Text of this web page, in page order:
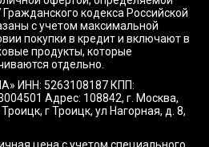
кодекса Российской
с учетом максимальной
покупки в кредит и включают в
продукты, которые
отдельно.
ИНН: 5263108187 КПП:
Адрес: 108842, г. Москва,
г Троицк, ул Нагорная, д. 8,